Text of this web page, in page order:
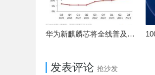
华为新麒麟芯将全线普及！高中低端全面采用 改写竞争格局
发表评论 抢沙发